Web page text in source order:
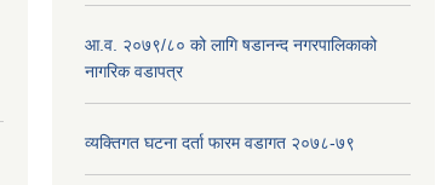
आ.व. २०७९/८० को लागि षडानन्द नगरपालिकाको
नागरिक वडापत्र
व्यक्तिगत घटना दर्ता फारम वडागत २०७८-७९